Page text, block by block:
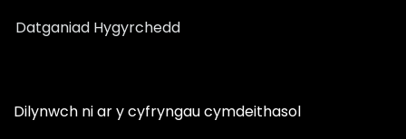
Datganiad Hygyrchedd
Dilynwch ni ar y cyfryngau cymdeithasol